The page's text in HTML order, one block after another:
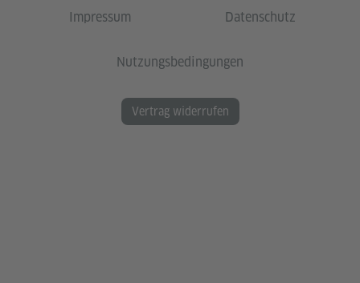
Impressum Datenschutz
Nutzungsbedingungen
Vertrag widerrufen